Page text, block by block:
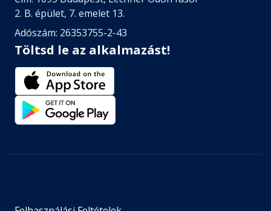
2. B. épület, 7. emelet 13.
Adószám: 26353755-2-43
Töltsd le az alkalmazást!